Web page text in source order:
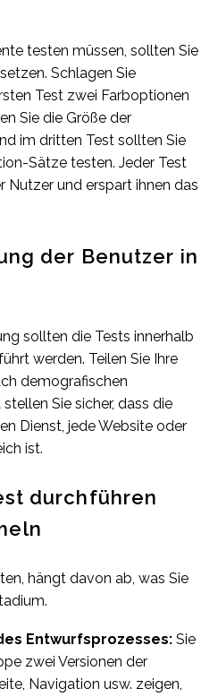
testen müssen, sollten Sie
Schlagen Sie
Test zwei Farboptionen
Sie die Größe der
im dritten Test sollten Sie
Sätze testen. Jeder Test
Nutzer und erspart ihnen das
der Benutzer in
sollten die Tests innerhalb
werden. Teilen Sie Ihre
demografischen
Sie sicher, dass die
Dienst, jede Website oder
ist.
durchführen
hängt davon ab, was Sie
Entwurfsprozesses: Sie
zwei Versionen der
Navigation usw. zeigen,